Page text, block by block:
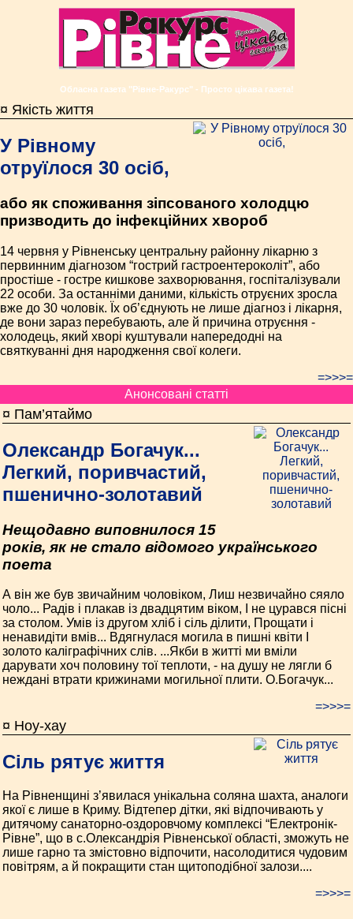
Обласна газета "Рівне-Ракурс" - Просто цікава газета!
¤ Якість життя
У Рівному
отруїлося 30 осіб,
або як споживання зіпсованого холодцю
призводить до інфекційних хвороб
14 червня у Рівненську центральну районну лікарню з
первинним діагнозом “гострий гастроентероколіт”, або
простіше - гостре кишкове захворювання, госпіталізували
22 особи. За останніми даними, кількість отруєних зросла
вже до 30 чоловік. Їх об’єднують не лише діагноз і лікарня,
де вони зараз перебувають, але й причина отруєння -
холодець, який хворі куштували напередодні на
святкуванні дня народження свої колеги.
=>>>=
Анонсовані статті
¤ Пам’ятаймо
Олександр Богачук...
Легкий, поривчастий,
пшенично-золотавий
Нещодавно виповнилося 15
років, як не стало відомого українського
поета
А він же був звичайним чоловіком, Лиш незвичайно сяяло
чоло... Радів і плакав із двадцятим віком, І не цурався пісні
за столом. Умів із другом хліб і сіль ділити, Прощати і
ненавидіти вмів... Вдягнулася могила в пишні квіти І
золото каліграфічних слів. ...Якби в житті ми вміли
дарувати хоч половину тої теплоти, - на душу не лягли б
неждані втрати крижинами могильної плити. О.Богачук...
=>>>=
¤ Ноу-хау
Сіль рятує життя
На Рівненщині з’явилася унікальна соляна шахта, аналоги
якої є лише в Криму. Відтепер дітки, які відпочивають у
дитячому санаторно-оздоровчому комплексі “Електронік-
Рівне”, що в с.Олександрія Рівненської області, зможуть не
лише гарно та змістовно відпочити, насолодитися чудовим
повітрям, а й покращити стан щитоподібної залози....
=>>>=